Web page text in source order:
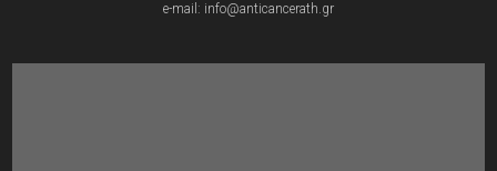
e-mail: info@anticancerath.gr